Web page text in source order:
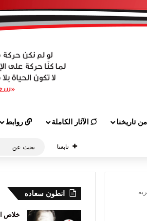
من تاريخنا الآثار الكاملة روابط
تابعنا
انطون سعاده
خلاص